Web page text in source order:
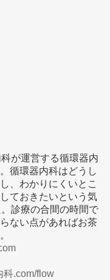
が運営する循環器内
循環器内科はどうし
、わかりにくいとこ
ておきたいという気
診療の合間の時間で
ない点があればお茶
科.com/flow